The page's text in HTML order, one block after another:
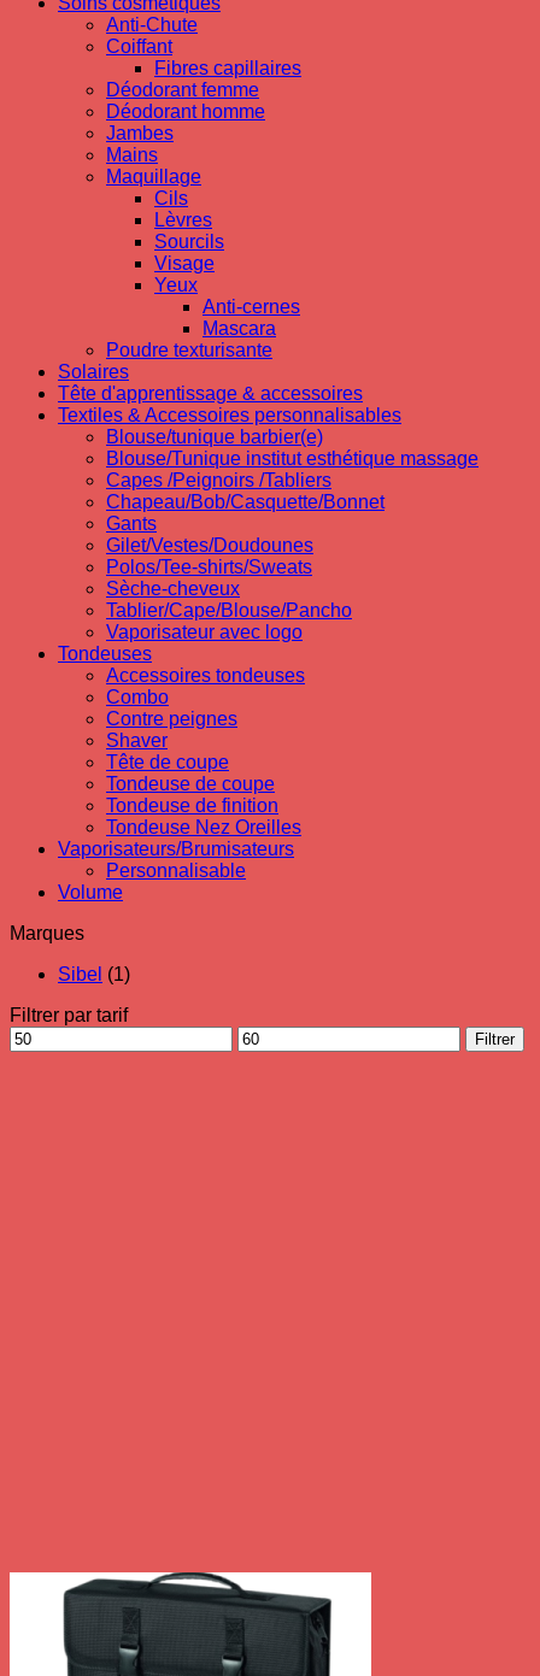
Anti-Chute
Coiffant
Fibres capillaires
Déodorant femme
Déodorant homme
Jambes
Mains
Maquillage
Cils
Lèvres
Sourcils
Visage
Yeux
Anti-cernes
Mascara
Poudre texturisante
Solaires
Tête d'apprentissage & accessoires
Textiles & Accessoires personnalisables
Blouse/tunique barbier(e)
Blouse/Tunique institut esthétique massage
Capes /Peignoirs /Tabliers
Chapeau/Bob/Casquette/Bonnet
Gants
Gilet/Vestes/Doudounes
Polos/Tee-shirts/Sweats
Sèche-cheveux
Tablier/Cape/Blouse/Pancho
Vaporisateur avec logo
Tondeuses
Accessoires tondeuses
Combo
Contre peignes
Shaver
Tête de coupe
Tondeuse de coupe
Tondeuse de finition
Tondeuse Nez Oreilles
Vaporisateurs/Brumisateurs
Personnalisable
Volume
Marques
Sibel (1)
Filtrer par tarif
Prix
min
Prix
max
Filtrer